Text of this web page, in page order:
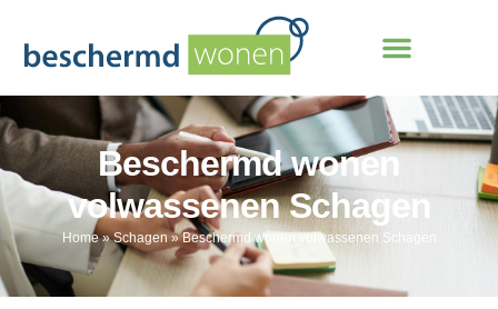
Beschermd wonen
volwassenen Schagen
Home»Schagen »Beschermd wonen volwassenen Schagen